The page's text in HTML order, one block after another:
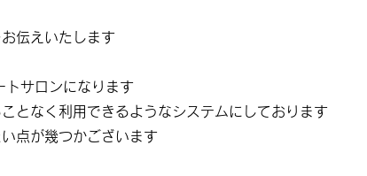
伝えいたします
サロンになります
となく利用できるようなシステムにしております
点が幾つかございます